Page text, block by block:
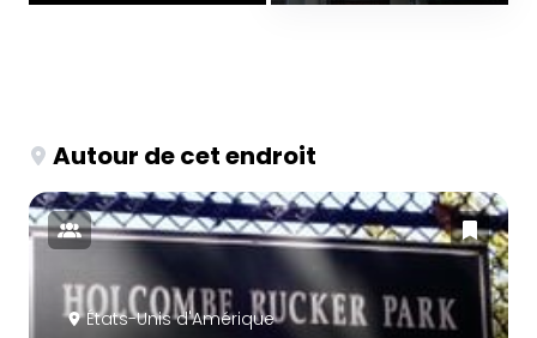
Autour de cet endroit
États-Unis d'Amérique